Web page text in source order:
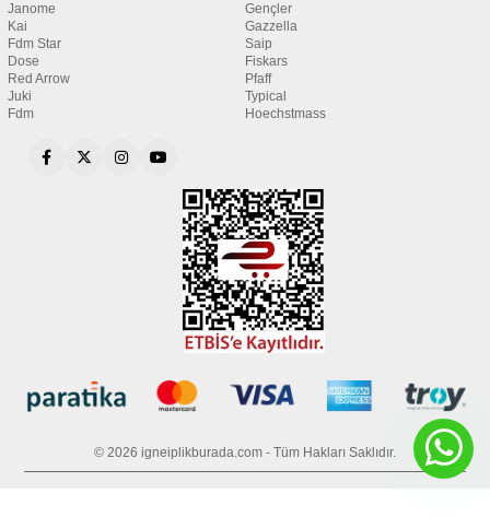
Janome
Kai
Fdm Star
Dose
Red Arrow
Juki
Fdm
Gençler
Gazzella
Saip
Fiskars
Pfaff
Typical
Hoechstmass
© 2026 igneiplikburada.com - Tüm Hakları Saklıdır.